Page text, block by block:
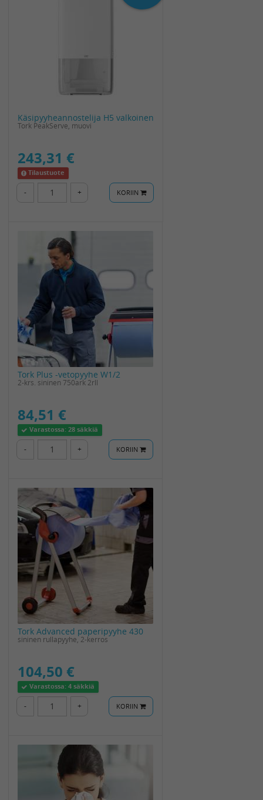
Käsipyyheannostelija H5 valkoinen
Tork PeakServe, muovi
243,31 €
Tilaustuote
- + KORIIN
Tork Plus -vetopyyhe W1/2
2-krs. sininen 750ark 2rll
84,51 €
Varastossa:28 säkkiä
- + KORIIN
Tork Advanced paperipyyhe 430
sininen rullapyyhe, 2-kerros
104,50 €
Varastossa:4 säkkiä
- + KORIIN